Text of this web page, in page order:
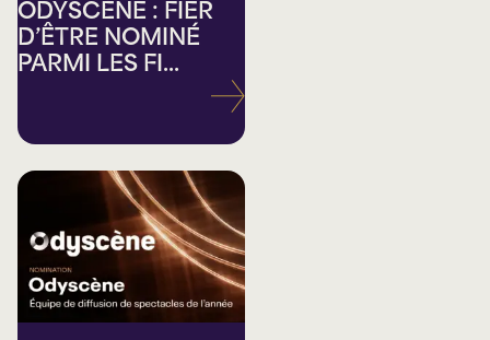
ODYSCÈNE : FIER
D’ÊTRE NOMINÉ
PARMI LES FI...